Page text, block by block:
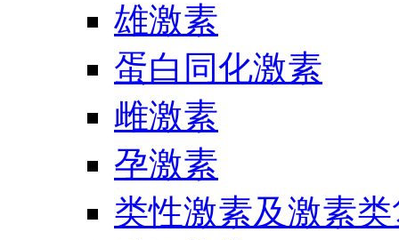
雄激素
蛋白同化激素
雌激素
孕激素
类性激素及激素